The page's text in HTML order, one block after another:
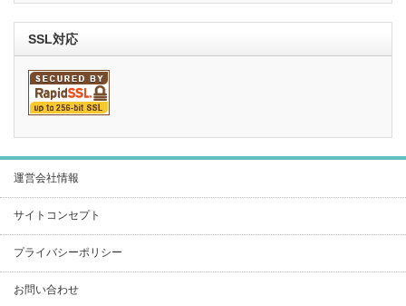
SSL対応
運営会社情報
サイトコンセプト
プライバシーポリシー
お問い合わせ